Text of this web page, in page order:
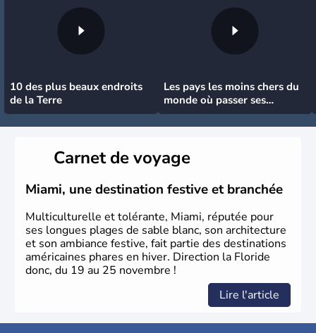
10 des plus beaux endroits
de la Terre
Les pays les moins chers du
monde où passer ses
vacances
Carnet de voyage
Miami, une destination festive et branchée
Multiculturelle et tolérante, Miami, réputée pour
ses longues plages de sable blanc, son architecture
et son ambiance festive, fait partie des destinations
américaines phares en hiver. Direction la Floride
donc, du 19 au 25 novembre !
Lire l'article